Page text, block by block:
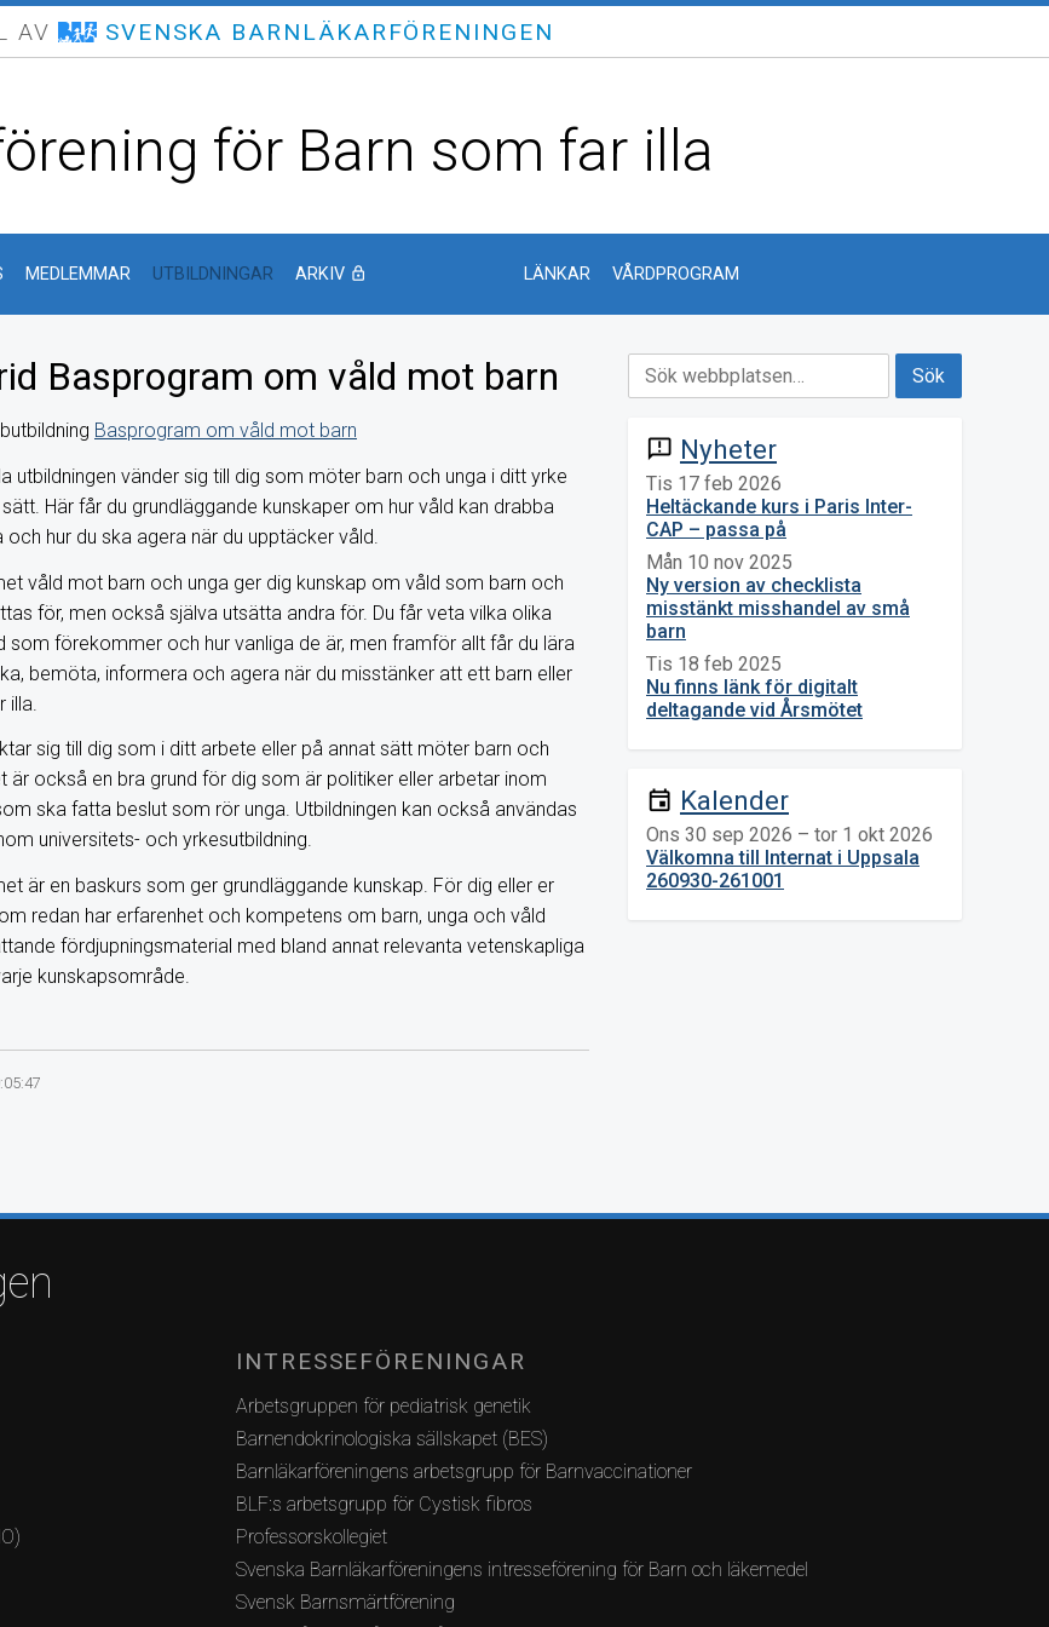
AV SVENSKA BARNLÄKARFÖRENINGEN
för Barn som far illa
MEDLEMMAR UTBILDNINGAR ARKIV lock_outline LÄNKAR VÅRDPROGRAM
Basprogram om våld mot barn
Basprogram om våld mot barn
utbildningen vänder sig till dig som möter barn och unga i ditt yrke
Här får du grundläggande kunskaper om hur våld kan drabba
och hur du ska agera när du upptäcker våld.
våld mot barn och unga ger dig kunskap om våld som barn och
för, men också själva utsätta andra för. Du får veta vilka olika
som förekommer och hur vanliga de är, men framför allt får du lära
bemöta, informera och agera när du misstänker att ett barn eller
illa.
sig till dig som i ditt arbete eller på annat sätt möter barn och
är också en bra grund för dig som är politiker eller arbetar inom
ska fatta beslut som rör unga. Utbildningen kan också användas
universitets- och yrkesutbildning.
är en baskurs som ger grundläggande kunskap. För dig eller er
redan har erfarenhet och kompetens om barn, unga och våld
fördjupningsmaterial med bland annat relevanta vetenskapliga
kunskapsområde.
announcement Nyheter
Tis 17 feb 2026
Heltäckande kurs i Paris Inter-
CAP – passa på
Mån 10 nov 2025
Ny version av checklista
misstänkt misshandel av små
barn
Tis 18 feb 2025
Nu finns länk för digitalt
deltagande vid Årsmötet
event Kalender
Ons 30 sep 2026 – tor 1 okt 2026
Välkomna till Internat i Uppsala
260930-261001
INTRESSEFÖRENINGAR
Arbetsgruppen för pediatrisk genetik
Barnendokrinologiska sällskapet (BES)
Barnläkarföreningens arbetsgrupp för Barnvaccinationer
BLF:s arbetsgrupp för Cystisk fibros
Professorskollegiet
Svenska Barnläkarföreningens intresseförening för Barn och läkemedel
Svensk Barnsmärtförening